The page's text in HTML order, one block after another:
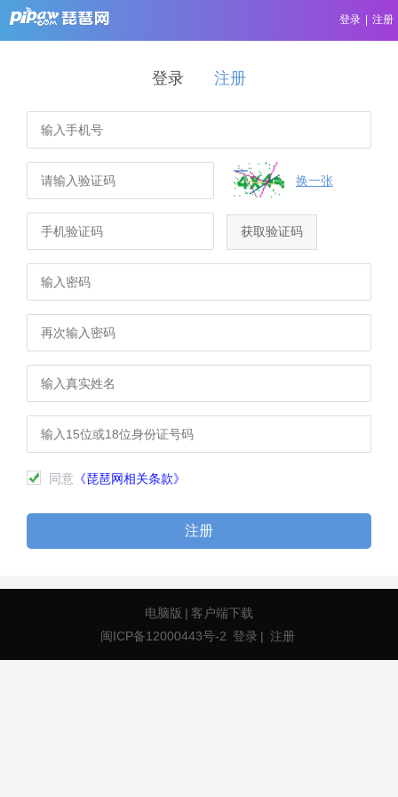
登录 注册
登录 注册
换一张
获取验证码
同意 《琵琶网相关条款》
注册
电脑版 | 客户端下载
闽ICP备12000443号-2 登录 | 注册